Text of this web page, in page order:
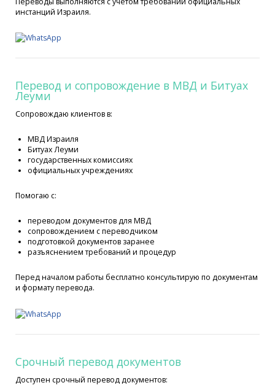
инстанций Израиля.
Перевод и сопровождение в МВД и Битуах
Леуми
Сопровождаю клиентов в:
МВД Израиля
Битуах Леуми
государственных комиссиях
официальных учреждениях
Помогаю с:
переводом документов для МВД
сопровождением с переводчиком
подготовкой документов заранее
разъяснением требований и процедур
Перед началом работы бесплатно консультирую по документам
и формату перевода.
Срочный перевод документов
Доступен срочный перевод документов: